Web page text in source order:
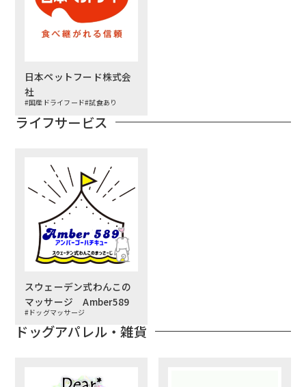
日本ペットフード株式会
社
#国産ドライフード#試食あり
ライフサービス
スウェーデン式わんこの
マッサージ Amber589
#ドッグマッサージ
ドッグアパレル・雑貨